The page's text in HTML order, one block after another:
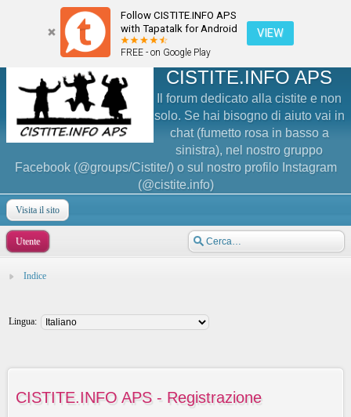
Follow CISTITE.INFO APS
with Tapatalk for Android
FREE - on Google Play
VIEW
CISTITE.INFO APS
Il forum dedicato alla cistite e non
solo. Se hai bisogno di aiuto vai in
chat (fumetto rosa in basso a
sinistra), nel nostro gruppo
Facebook (@groups/Cistite/) o sul nostro profilo Instagram
(@cistite.info)
Visita il sito
Utente
Indice
Lingua:
CISTITE.INFO APS - Registrazione